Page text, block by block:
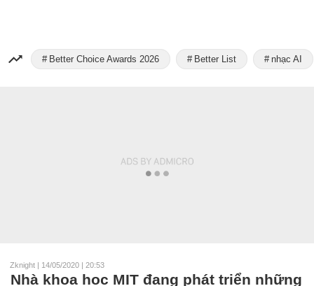
Better Choice Awards 2026 Better List nhạc AI
Zknight | 14/05/2020 | 20:53
Nhà khoa học MIT đang phát triển những